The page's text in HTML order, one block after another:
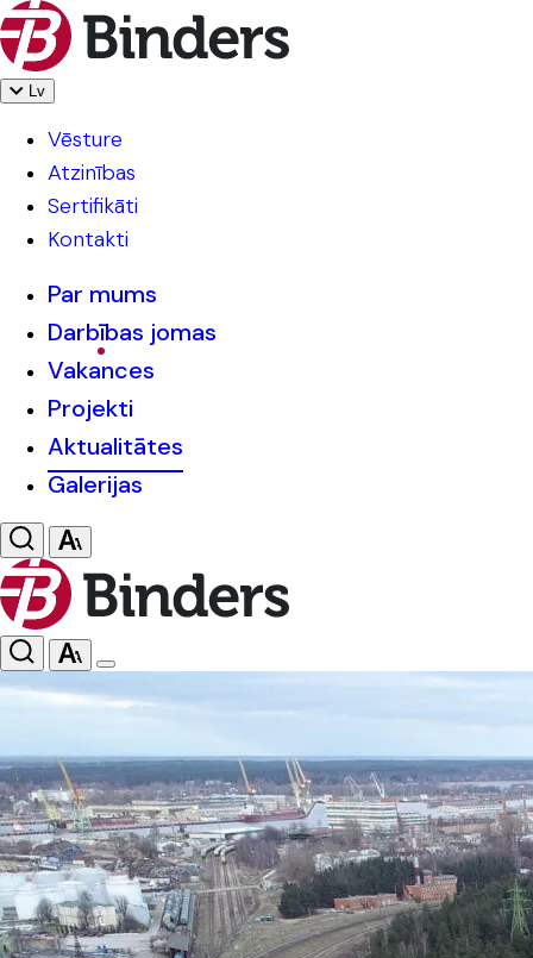
Lv
Vēsture
Atzinības
Sertifikāti
Kontakti
Par mums
Darbības jomas
Vakances
Projekti
Aktualitātes
Galerijas